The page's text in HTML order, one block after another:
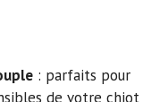
: parfaits pour
de votre chiot